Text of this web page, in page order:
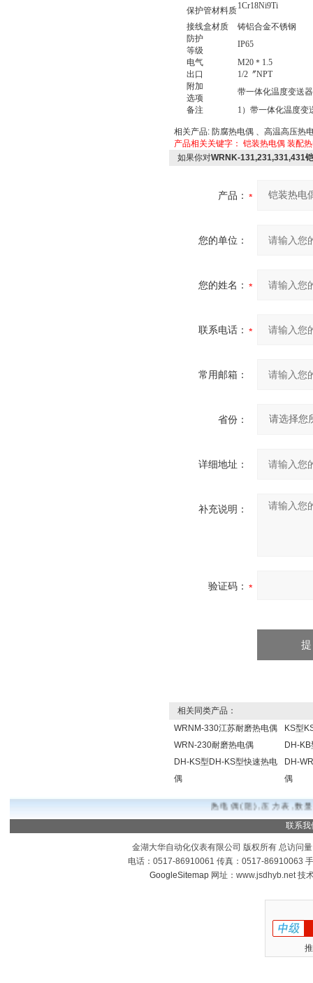
保护管材料质1Cr18Ni9Ti
接线盒材质
铸铝合金不锈钢
防护
等级
IP65
电气
出口
M20＊1.5
1/2〞NPT
附加
选项
带一体化温度变送器
备注
1） 带一体化温度变
相关产品: 防腐热电偶 、高温高压热
产品相关关键字： 铠装热电偶 装配
如果你对WRNK-131,231,331,431
产品：
您的单位：
您的姓名：
联系电话：
常用邮箱：
省份：
详细地址：
补充说明：
验证码：
相关同类产品：
WRNM-330江苏耐磨热电偶
KS型
WRN-230耐磨热电偶
DH-
DH-KS型DH-KS型快速热电
偶
DH-
偶
热电偶(阻),压力表,数
联系我
金湖大华自动化仪表有限公司 版权所有 总访问
电话：0517-86910061 传真：0517-86910063
GoogleSitemap网址：www.jsdhyb.net 技